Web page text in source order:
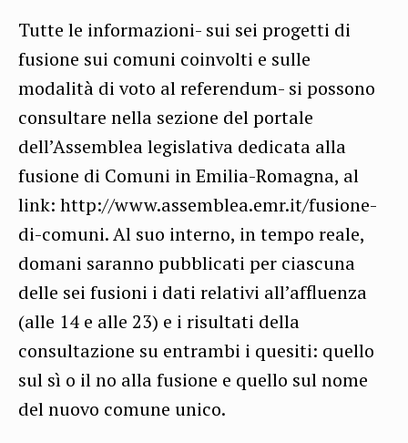
Tutte le informazioni- sui sei progetti di
fusione sui comuni coinvolti e sulle
modalità di voto al referendum- si possono
consultare nella sezione del portale
dell’Assemblea legislativa dedicata alla
fusione di Comuni in Emilia-Romagna, al
link: http://www.assemblea.emr.it/fusione-
di-comuni. Al suo interno, in tempo reale,
domani saranno pubblicati per ciascuna
delle sei fusioni i dati relativi all’affluenza
(alle 14 e alle 23) e i risultati della
consultazione su entrambi i quesiti: quello
sul sì o il no alla fusione e quello sul nome
del nuovo comune unico.